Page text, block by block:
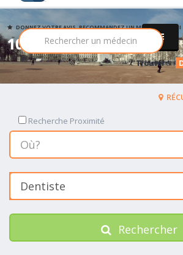
101 Dentiste
DONNEZ VOTRE AVIS, RECOMMANDEZ UN MEDECIN PARMI
Trouverun
Recherche Proximité
Rechercher